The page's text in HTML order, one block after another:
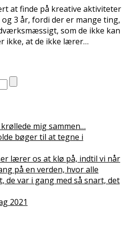
at finde på kreative aktiviteter
3 år, fordi der er mange ting,
som de ikke kan
ikke, at de ikke lærer…
mig sammen…
bøger til at tegne i
lærer os at klø på, indtil vi når
på en verden, hvor alle
de var i gang med så snart, det
2021